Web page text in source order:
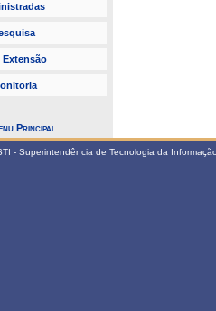
Principal
- Superintendência de Tecnologia da